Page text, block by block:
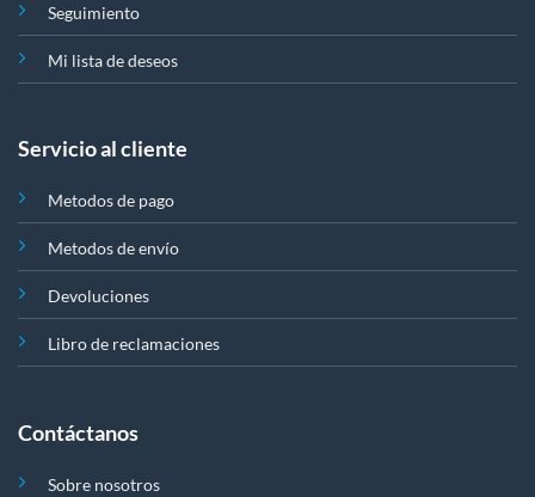
Seguimiento
Mi lista de deseos
Servicio al cliente
Metodos de pago
Metodos de envío
Devoluciones
Libro de reclamaciones
Contáctanos
Sobre nosotros